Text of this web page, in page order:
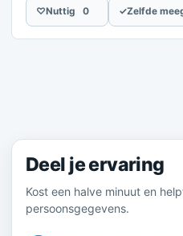
♡Nuttig 0 ✓Zelfde
Deel je ervaring
Kost een halve minuut en
persoonsgegevens.